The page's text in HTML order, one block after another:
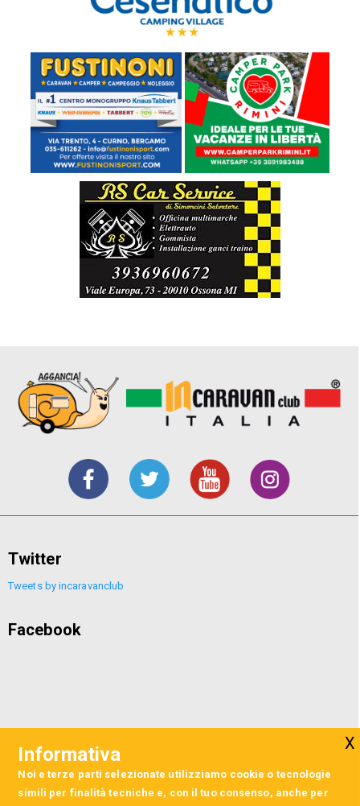
Twitter
Tweets by incaravanclub
Facebook
Informativa
Noi e terze parti selezionate utilizziamo cookie o tecnologie
simili per finalità tecniche e, con il tuo consenso, anche per